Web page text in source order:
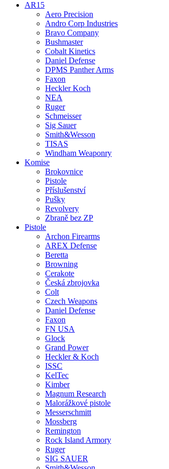
AR15
Aero Precision
Andro Corp Industries
Bravo Company
Bushmaster
Cobalt Kinetics
Daniel Defense
DPMS Panther Arms
Faxon
Heckler Koch
NEA
Ruger
Schmeisser
Sig Sauer
Smith&Wesson
TISAS
Windham Weaponry
Komise
Brokovnice
Pistole
Příslušenství
Pušky
Revolvery
Zbraně bez ZP
Pistole
Archon Firearms
AREX Defense
Beretta
Browning
Cerakote
Česká zbrojovka
Colt
Czech Weapons
Daniel Defense
Faxon
FN USA
Glock
Grand Power
Heckler & Koch
ISSC
KelTec
Kimber
Magnum Research
Malorážkové pistole
Messerschmitt
Mossberg
Remington
Rock Island Armory
Ruger
SIG SAUER